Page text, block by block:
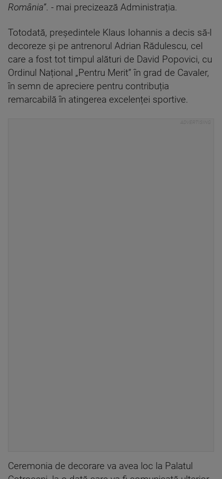
România”. - mai precizează Administrația.
Totodată, președintele Klaus Iohannis a decis să-l
decoreze și pe antrenorul Adrian Rădulescu, cel
care a fost tot timpul alături de David Popovici, cu
Ordinul Național „Pentru Merit” în grad de Cavaler,
în semn de apreciere pentru contribuția
remarcabilă în atingerea excelenței sportive.
Ceremonia de decorare va avea loc la Palatul